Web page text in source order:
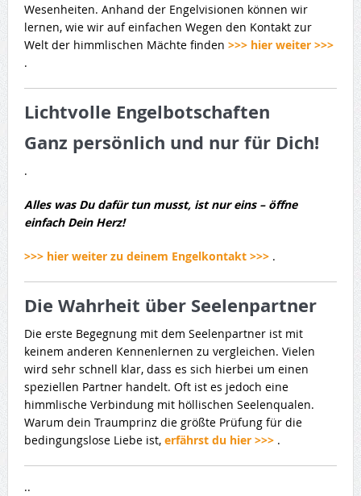
Wesenheiten. Anhand der Engelvisionen können wir
lernen, wie wir auf einfachen Wegen den Kontakt zur
Welt der himmlischen Mächte finden >>> hier weiter >>>
.
Lichtvolle Engelbotschaften
Ganz persönlich und nur für Dich!
.
Alles was Du dafür tun musst, ist nur eins – öffne
einfach Dein Herz!
>>> hier weiter zu deinem Engelkontakt >>> .
Die Wahrheit über Seelenpartner
Die erste Begegnung mit dem Seelenpartner ist mit
keinem anderen Kennenlernen zu vergleichen. Vielen
wird sehr schnell klar, dass es sich hierbei um einen
speziellen Partner handelt. Oft ist es jedoch eine
himmlische Verbindung mit höllischen Seelenqualen.
Warum dein Traumprinz die größte Prüfung für die
bedingungslose Liebe ist, erfährst du hier >>> .
..